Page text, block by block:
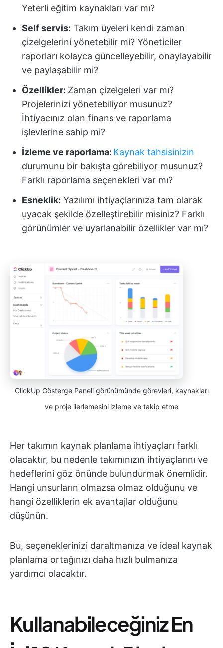
Yeterli eğitim kaynakları var mı?
Self servis: Takım üyeleri kendi zaman
çizelgelerini yönetebilir mi? Yöneticiler
raporları kolayca güncelleyebilir, onaylayabilir
ve paylaşabilir mi?
Özellikler: Zaman çizelgeleri var mı?
Projelerinizi yönetebiliyor musunuz?
İhtiyacınız olan finans ve raporlama
işlevlerine sahip mi?
İzleme ve raporlama: Kaynak tahsisinizin
durumunu bir bakışta görebiliyor musunuz?
Farklı raporlama seçenekleri var mı?
Esneklik: Yazılımı ihtiyaçlarınıza tam olarak
uyacak şekilde özelleştirebilir misiniz? Farklı
görünümler ve uyarlanabilir özellikler var mı?
ClickUp Gösterge Paneli görünümünde görevleri, kaynakları
ve proje ilerlemesini izleme ve takip etme
Her takımın kaynak planlama ihtiyaçları farklı
olacaktır, bu nedenle takımınızın ihtiyaçlarını ve
hedeflerini göz önünde bulundurmak önemlidir.
Hangi unsurların olmazsa olmaz olduğunu ve
hangi özelliklerin ek avantajlar olduğunu
düşünün.
Bu, seçeneklerinizi daraltmanıza ve ideal kaynak
planlama ortağınızı daha hızlı bulmanıza
yardımcı olacaktır.
Kullanabileceğiniz En